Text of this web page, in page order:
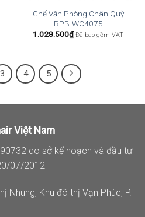
Ghế Văn Phòng Chân Quỳ
RPB-WC4075
1.028.500₫ Đã bao gồm VAT
3 4 5
Việt Nam
do sở kế hoạch và đầu tư
07/2012
Nhung, Khu đô thị Vạn Phúc, P.